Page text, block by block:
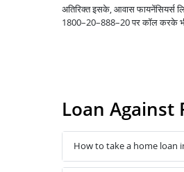
अतिरिक्त इसके, आवास फायनेंसियर्स
1800–20–888–20 पर कॉल करके
Loan Against
How to take a home loan